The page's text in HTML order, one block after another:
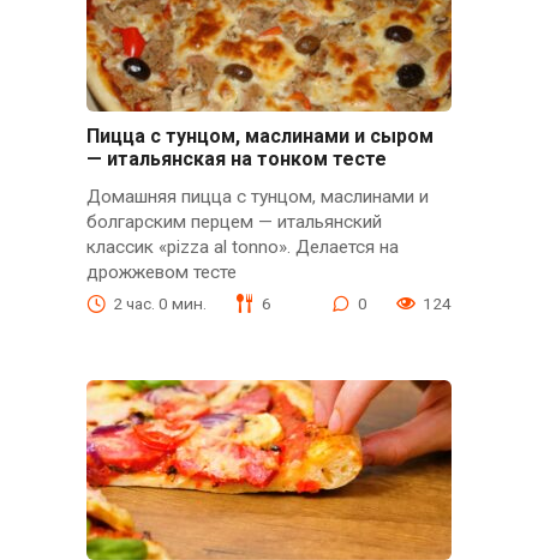
Пицца с тунцом, маслинами и сыром
— итальянская на тонком тесте
Домашняя пицца с тунцом, маслинами и
болгарским перцем — итальянский
классик «pizza al tonno». Делается на
дрожжевом тесте
2 час. 0 мин. 6 0 124